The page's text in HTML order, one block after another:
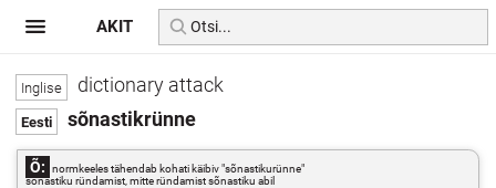
dictionary attack
sõnastikrünne
Õ:
normkeeles tähendab kohati käibiv "sõnastikurünne"
sõnastiku ründamist, mitte ründamist sõnastiku abil
AKIT